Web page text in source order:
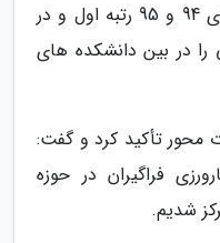
خدمات آموزشی گفت: در سال های 94 و 95 رتبه اول و در
را در بین دانشکده های
محور تأکید کرد و گفت:
فراگیران در حوزه
شدیم.